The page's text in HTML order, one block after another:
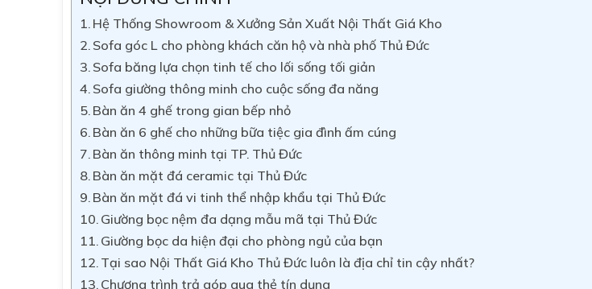
Hệ Thống Showroom & Xưởng Sản Xuất Nội Thất Giá Kho
Sofa góc L cho phòng khách căn hộ và nhà phố Thủ Đức
Sofa băng lựa chọn tinh tế cho lối sống tối giản
Sofa giường thông minh cho cuộc sống đa năng
Bàn ăn 4 ghế trong gian bếp nhỏ
Bàn ăn 6 ghế cho những bữa tiệc gia đình ấm cúng
Bàn ăn thông minh tại TP. Thủ Đức
Bàn ăn mặt đá ceramic tại Thủ Đức
Bàn ăn mặt đá vi tinh thể nhập khẩu tại Thủ Đức
Giường bọc nệm đa dạng mẫu mã tại Thủ Đức
Giường bọc da hiện đại cho phòng ngủ của bạn
Tại sao Nội Thất Giá Kho Thủ Đức luôn là địa chỉ tin cậy nhất?
Chương trình trả góp qua thẻ tín dụng